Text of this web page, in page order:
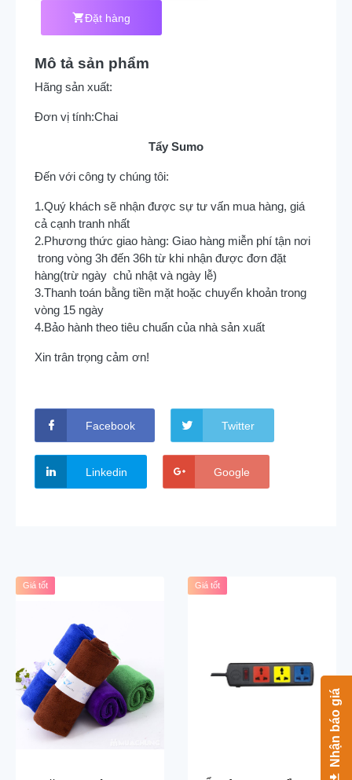
Đặt hàng
Mô tả sản phẩm
Hãng sản xuất:
Đơn vị tính:Chai
Tẩy Sumo
Đến với công ty chúng tôi:
1.Quý khách sẽ nhận được sự tư vấn mua hàng, giá
cả cạnh tranh nhất
2.Phương thức giao hàng: Giao hàng miễn phí tận nơi
trong vòng 3h đến 36h từ khi nhận được đơn đặt
hàng(trừ ngày chủ nhật và ngày lễ)
3.Thanh toán bằng tiền mặt hoặc chuyển khoản trong
vòng 15 ngày
4.Bảo hành theo tiêu chuẩn của nhà sản xuất
Xin trân trọng cảm ơn!
Facebook Twitter
Linkedin Google
Giá tốt Giá tốt
Nhận báo giá